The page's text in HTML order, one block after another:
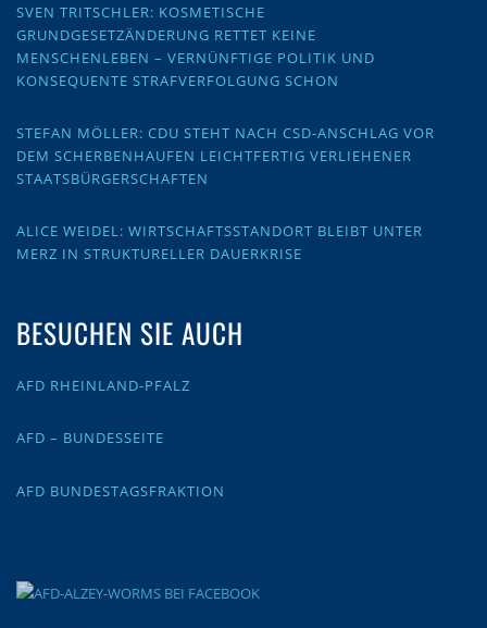
SVEN TRITSCHLER: KOSMETISCHE
GRUNDGESETZÄNDERUNG RETTET KEINE
MENSCHENLEBEN – VERNÜNFTIGE POLITIK UND
KONSEQUENTE STRAFVERFOLGUNG SCHON
STEFAN MÖLLER: CDU STEHT NACH CSD-ANSCHLAG VOR
DEM SCHERBENHAUFEN LEICHTFERTIG VERLIEHENER
STAATSBÜRGERSCHAFTEN
ALICE WEIDEL: WIRTSCHAFTSSTANDORT BLEIBT UNTER
MERZ IN STRUKTURELLER DAUERKRISE
BESUCHEN SIE AUCH
AFD RHEINLAND-PFALZ
AFD – BUNDESSEITE
AFD BUNDESTAGSFRAKTION